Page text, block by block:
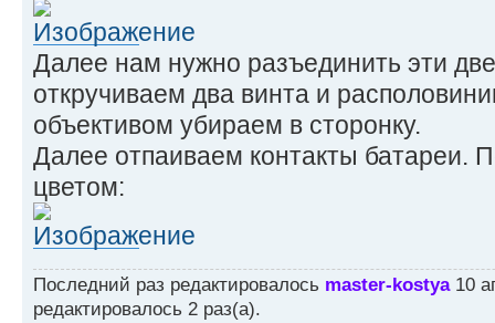
Далее нам нужно разъединить эти
откручиваем два винта и
объективом убираем в сторонку.
Далее отпаиваем контакты батареи.
цветом:
Последний раз редактировалось master-kostya10
редактировалось 2 раз(а).